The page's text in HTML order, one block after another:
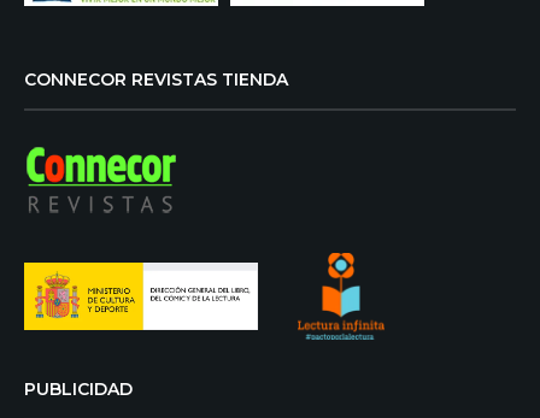
CONNECOR REVISTAS TIENDA
PUBLICIDAD